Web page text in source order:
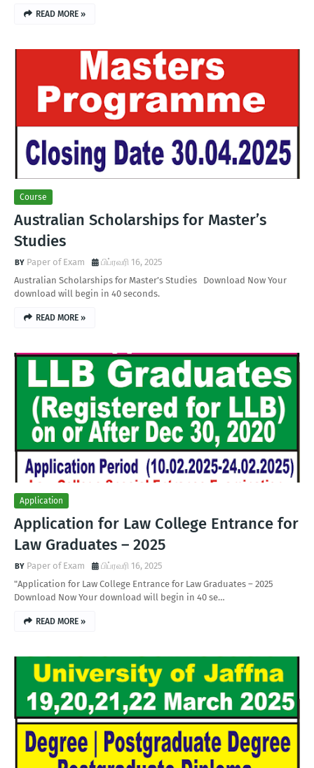
READ MORE »
Course
Australian Scholarships for Master’s
Studies
Paper of Exam
பிப்ரவரி 16, 2025
Australian Scholarships for Master’s Studies Download Now Your
download will begin in 40 seconds.
READ MORE »
Application
Application for Law College Entrance for
Law Graduates – 2025
Paper of Exam
பிப்ரவரி 16, 2025
"Application for Law College Entrance for Law Graduates – 2025
Download Now Your download will begin in 40 se…
READ MORE »